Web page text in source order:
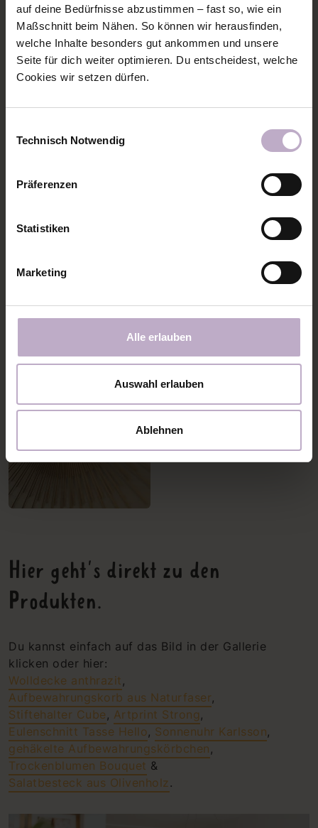
auf deine Bedürfnisse abzustimmen – fast so, wie ein
Maßschnitt beim Nähen. So können wir herausfinden,
welche Inhalte besonders gut ankommen und unsere
Seite für dich weiter optimieren. Du entscheidest, welche
Cookies wir setzen dürfen.
Technisch Notwendig
Präferenzen
Statistiken
Marketing
Alle erlauben
Auswahl erlauben
Ablehnen
Hier geht's direkt zu den
Produkten.
Du kannst einfach auf das Bild in der Gallerie
klicken oder hier:
Wolldecke anthrazit ,
Aufbewahrungskorb aus Naturfaser,
Stiftehalter Cube , Artprint Strong ,
Eulenschnitt Tasse Hello, Sonnenuhr Karlsson,
gehäkelte Aufbewahrungskörbchen ,
Trockenblumen Bouquet &
Salatbesteck aus Olivenholz.